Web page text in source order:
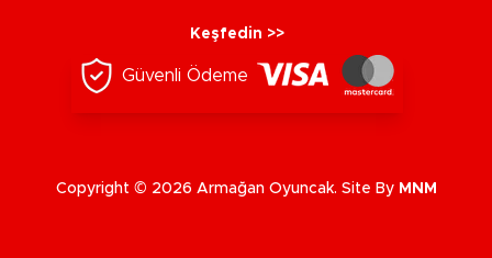
Keşfedin >>
Güvenli Ödeme
Copyright © 2026 Armağan Oyuncak. Site By MNM